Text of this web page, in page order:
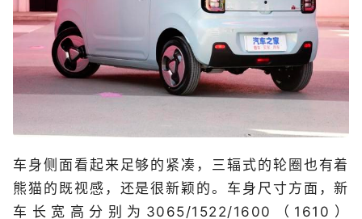
车身侧面看起来足够的紧凑，三辐式的轮圈也有着
熊猫的既视感，还是很新颖的。车身尺寸方面，新
车长宽高分别为3065/1522/1600（1610）